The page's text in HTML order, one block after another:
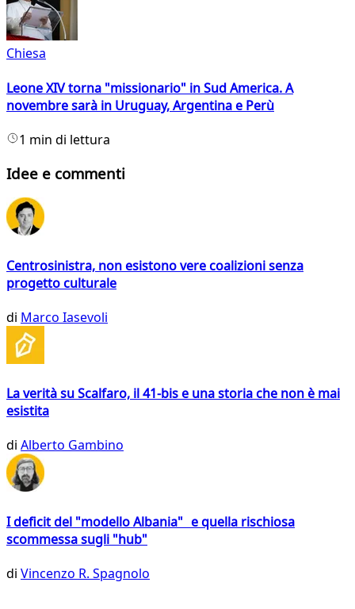
Chiesa
Leone XIV torna "missionario" in Sud America. A
novembre sarà in Uruguay, Argentina e Perù
1 min di lettura
Idee e commenti
Centrosinistra, non esistono vere coalizioni senza
progetto culturale
di Marco Iasevoli
La verità su Scalfaro, il 41-bis e una storia che non è mai
esistita
di Alberto Gambino
I deficit del "modello Albania" e quella rischiosa
scommessa sugli "hub"
di Vincenzo R. Spagnolo